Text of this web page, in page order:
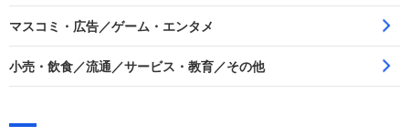
マスコミ・広告／ゲーム・エンタメ
小売・飲食／流通／サービス・教育／その他